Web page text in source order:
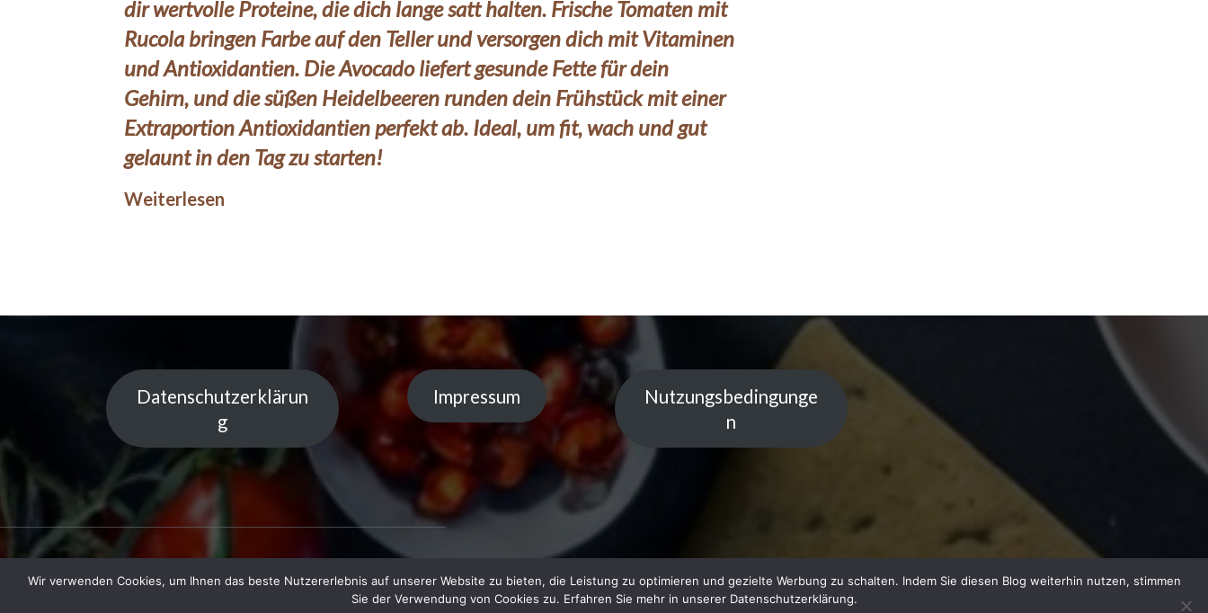
dir wertvolle Proteine, die dich lange satt halten. Frische Tomaten mit
Rucola bringen Farbe auf den Teller und versorgen dich mit Vitaminen
und Antioxidantien. Die Avocado liefert gesunde Fette für dein
Gehirn, und die süßen Heidelbeeren runden dein Frühstück mit einer
Extraportion Antioxidantien perfekt ab. Ideal, um fit, wach und gut
gelaunt in den Tag zu starten!
Weiterlesen
Datenschutzerklärun
g
Impressum
Nutzungsbedingunge
n
Copyright © 2023 Küchentipps | Powered by
Wir verwenden Cookies, um Ihnen das beste Nutzererlebnis auf unserer Website zu bieten, die Leistung zu optimieren und gezielte Werbung zu schalten. Indem Sie diesen Blog weiterhin nutzen, stimmen
Sie der Verwendung von Cookies zu. Erfahren Sie mehr in unserer Datenschutzerklärung.